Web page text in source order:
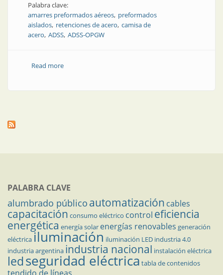
Palabra clave:
amarres preformados aéreos preformados
aislados retenciones de acero camisa de
acero ADSS ADSS-OPGW
Read moreabout Amarres preformados aéreos
PALABRA CLAVE
alumbrado público automatización cables
capacitación consumo eléctrico control eficiencia
energética energía solar energías renovables generación
eléctricailuminación iluminación LED industria 4.0
industria argentina industria nacional instalación eléctrica
ledseguridad eléctrica tabla de contenidos